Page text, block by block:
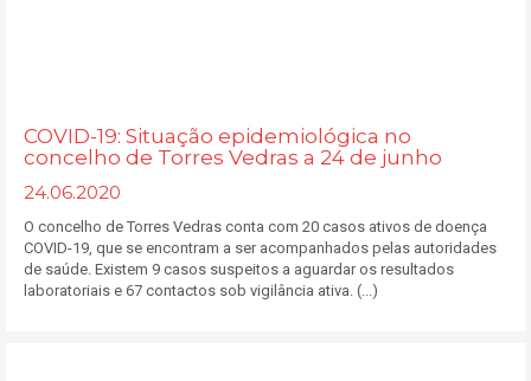
COVID-19: Situação epidemiológica no
concelho de Torres Vedras a 24 de junho
24.06.2020
O concelho de Torres Vedras conta com 20 casos ativos de doença
COVID-19, que se encontram a ser acompanhados pelas autoridades
de saúde. Existem 9 casos suspeitos a aguardar os resultados
laboratoriais e 67 contactos sob vigilância ativa. (...)